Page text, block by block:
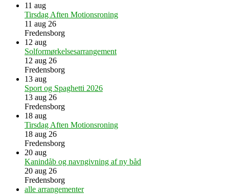
11 aug
Tirsdag Aften Motionsroning
11 aug 26
Fredensborg
12 aug
Solformørkelsesarrangement
12 aug 26
Fredensborg
13 aug
Sport og Spaghetti 2026
13 aug 26
Fredensborg
18 aug
Tirsdag Aften Motionsroning
18 aug 26
Fredensborg
20 aug
Kanindåb og navngivning af ny båd
20 aug 26
Fredensborg
alle arrangementer